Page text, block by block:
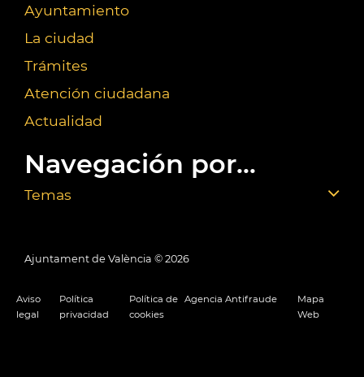
Ayuntamiento
La ciudad
Trámites
Atención ciudadana
Actualidad
Navegación por...
Temas
Ajuntament de València © 2026
Aviso
legal
Política
privacidad
Política de
cookies
Agencia Antifraude
Mapa
Web